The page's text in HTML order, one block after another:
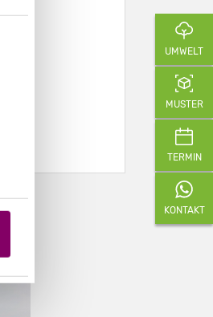
UMWELT
MUSTER
TERMIN
KONTAKT